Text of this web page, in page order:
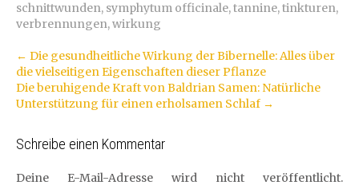
schnittwunden, symphytum officinale,tannine,tinkturen,
verbrennungen,wirkung
Artikel-
Navigation
← Die gesundheitliche Wirkung der Bibernelle: Alles über
die vielseitigen Eigenschaften dieser Pflanze
Die beruhigende Kraft von Baldrian Samen: Natürliche
Unterstützung für einen erholsamen Schlaf →
Schreibe einen Kommentar
Deine E-Mail-Adresse wird nicht veröffentlicht.